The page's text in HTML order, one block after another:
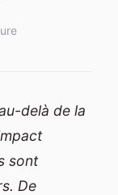
delà de la
sont
De